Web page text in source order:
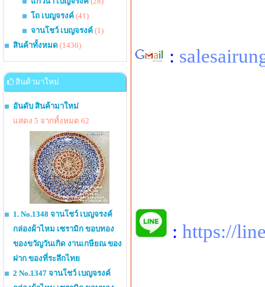
โถ เบญจรงค์ (41)
จานโชว์ เบญจรงค์ (1)
สินค้าทั้งหมด (1436)
สินค้ามาใหม่
อันดับ สินค้ามาใหม่
แสดง 5 จากทั้งหมด 62
1. No.1348 จานโชว์ เบญจรงค์
กล่องผ้าไหม เซรามิก ขอบทอง
ของขวัญวันเกิด งานเกษียณ ของ
ฝาก ของที่ระลึกไทย
2 No.1347 จานโชว์ เบญจรงค์
:
: https://